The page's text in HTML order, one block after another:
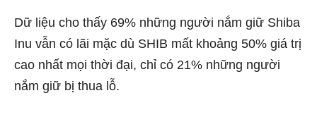
Dữ liệu cho thấy 69% những người nắm giữ Shiba
Inu vẫn có lãi mặc dù SHIB mất khoảng 50% giá trị
cao nhất mọi thời đại, chỉ có 21% những người
nắm giữ bị thua lỗ.